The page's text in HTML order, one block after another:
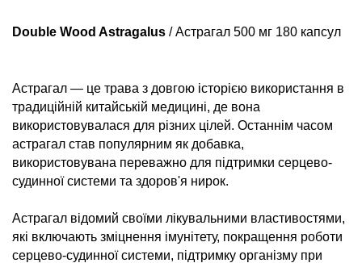
Double Wood Astragalus / Астрагал 500 мг 180 капсул
Астрагал — це трава з довгою історією використання в
традиційній китайській медицині, де вона
використовувалася для різних цілей. Останнім часом
астрагал став популярним як добавка,
використовувана переважно для підтримки серцево-
судинної системи та здоров'я нирок.
Астрагал відомий своїми лікувальними властивостями,
які включають зміцнення імунітету, покращення роботи
серцево-судинної системи, підтримку організму при